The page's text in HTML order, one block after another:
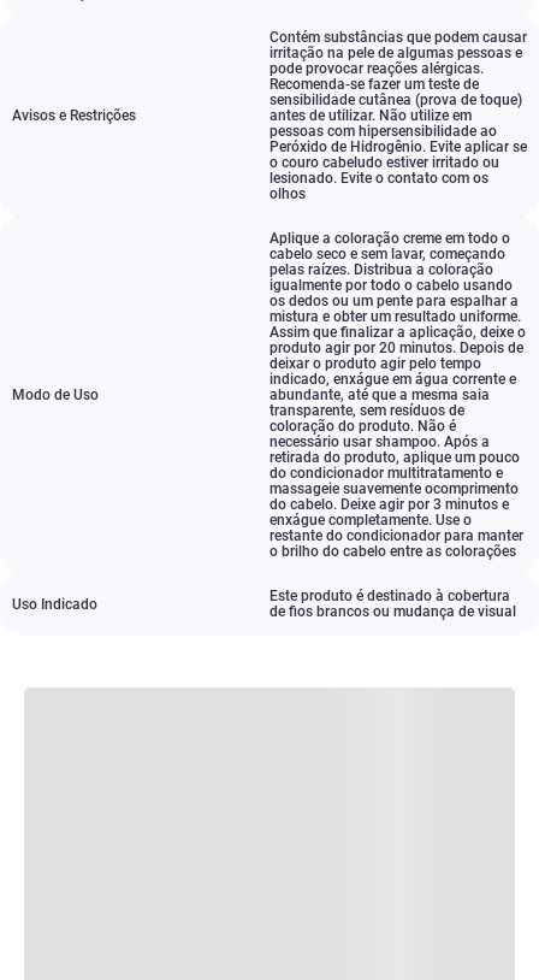
Avisos e Restrições
Contém substâncias que podem causar
irritação na pele de algumas pessoas e
pode provocar reações alérgicas.
Recomenda-se fazer um teste de
sensibilidade cutânea (prova de toque)
antes de utilizar. Não utilize em
pessoas com hipersensibilidade ao
Peróxido de Hidrogênio. Evite aplicar se
o couro cabeludo estiver irritado ou
lesionado. Evite o contato com os
olhos
Modo de Uso
Aplique a coloração creme em todo o
cabelo seco e sem lavar, começando
pelas raízes. Distribua a coloração
igualmente por todo o cabelo usando
os dedos ou um pente para espalhar a
mistura e obter um resultado uniforme.
Assim que finalizar a aplicação, deixe o
produto agir por 20 minutos. Depois de
deixar o produto agir pelo tempo
indicado, enxágue em água corrente e
abundante, até que a mesma saia
transparente, sem resíduos de
coloração do produto. Não é
necessário usar shampoo. Após a
retirada do produto, aplique um pouco
do condicionador multitratamento e
massageie suavemente ocomprimento
do cabelo. Deixe agir por 3 minutos e
enxágue completamente. Use o
restante do condicionador para manter
o brilho do cabelo entre as colorações
Uso Indicado
Este produto é destinado à cobertura
de fios brancos ou mudança de visual